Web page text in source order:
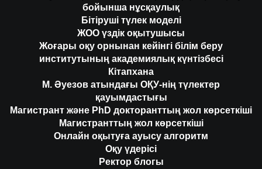
бойынша нұсқаулық
Бітіруші түлек моделі
ЖОО үздік оқытушысы
Жоғары оқу орнынан кейінгі білім беру
институтының академиялық күнтізбесі
Кітапхана
М. Әуезов атындағы ОҚУ-нің түлектер
қауымдастығы
Магистрант және PhD докторанттың жол көрсеткіші
Магистранттың жол көрсеткіші
Онлайн оқытуға ауысу алгоритм
Оқу үдерісі
Ректор блогы